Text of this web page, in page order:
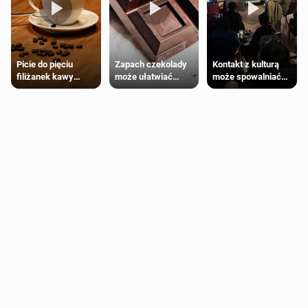
Picie do pięciu
filiżanek kawy
dziennie jest
Zapach czekolady
może ułatwiać
trening siłowy
Kontakt z kulturą
może spowalniać
starzenie